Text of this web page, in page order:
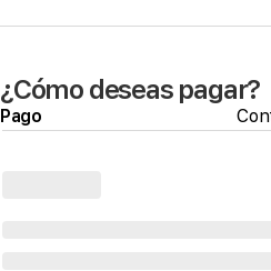
¿Cómo deseas pagar?
Pago